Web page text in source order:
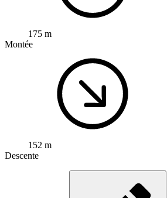
175 m
Montée
152 m
Descente